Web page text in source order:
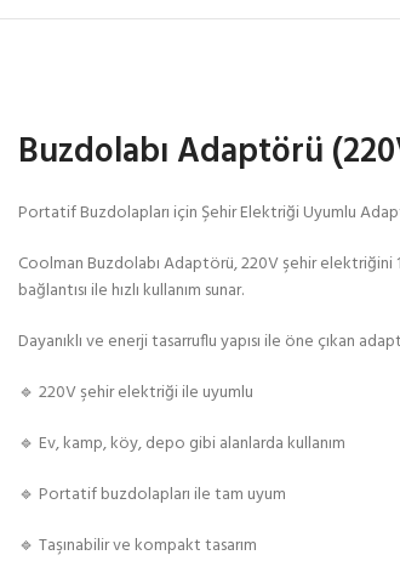
Buzdolabı Adaptörü
Portatif Buzdolapları için Şehir Elektriği Uyumlu
Coolman Buzdolabı Adaptörü, 220V şehir elektriğini
bağlantısı ile hızlı kullanım sunar.
Dayanıklı ve enerji tasarruflu yapısı ile öne çıkan
🔹 220V şehir elektriği ile uyumlu
🔹 Ev, kamp, köy, depo gibi alanlarda kullanım
🔹 Portatif buzdolapları ile tam uyum
🔹 Taşınabilir ve kompakt tasarım